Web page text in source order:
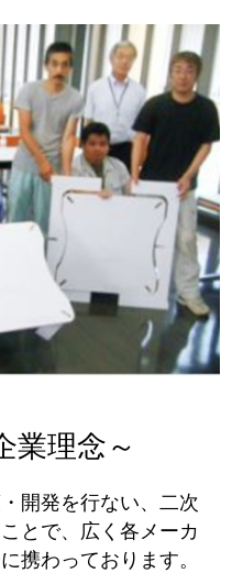
業理念～
開発を行ない、二次
とで、広く各メーカ
携わっております。